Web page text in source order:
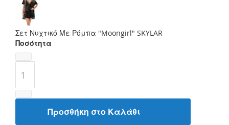
Σετ Νυχτικό Με Ρόμπα "Moongirl" SKYLAR
Ποσότητα
Προσθήκη στο Καλάθι